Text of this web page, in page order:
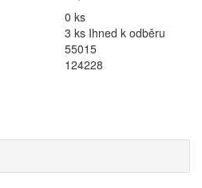
0 ks
3 ks Ihned k odběru
55015
124228